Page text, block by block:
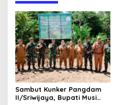
Sambut Kunker Pangdam
II/Sriwijaya, Bupati Musi